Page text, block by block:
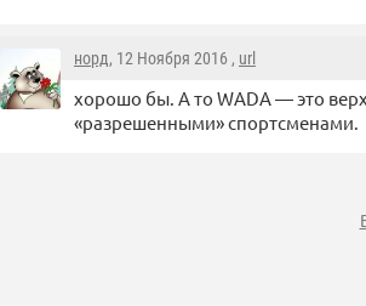
норд, 12 Ноября 2016 , url
хорошо бы. А то WADA — это
«разрешенными» спортсменами.